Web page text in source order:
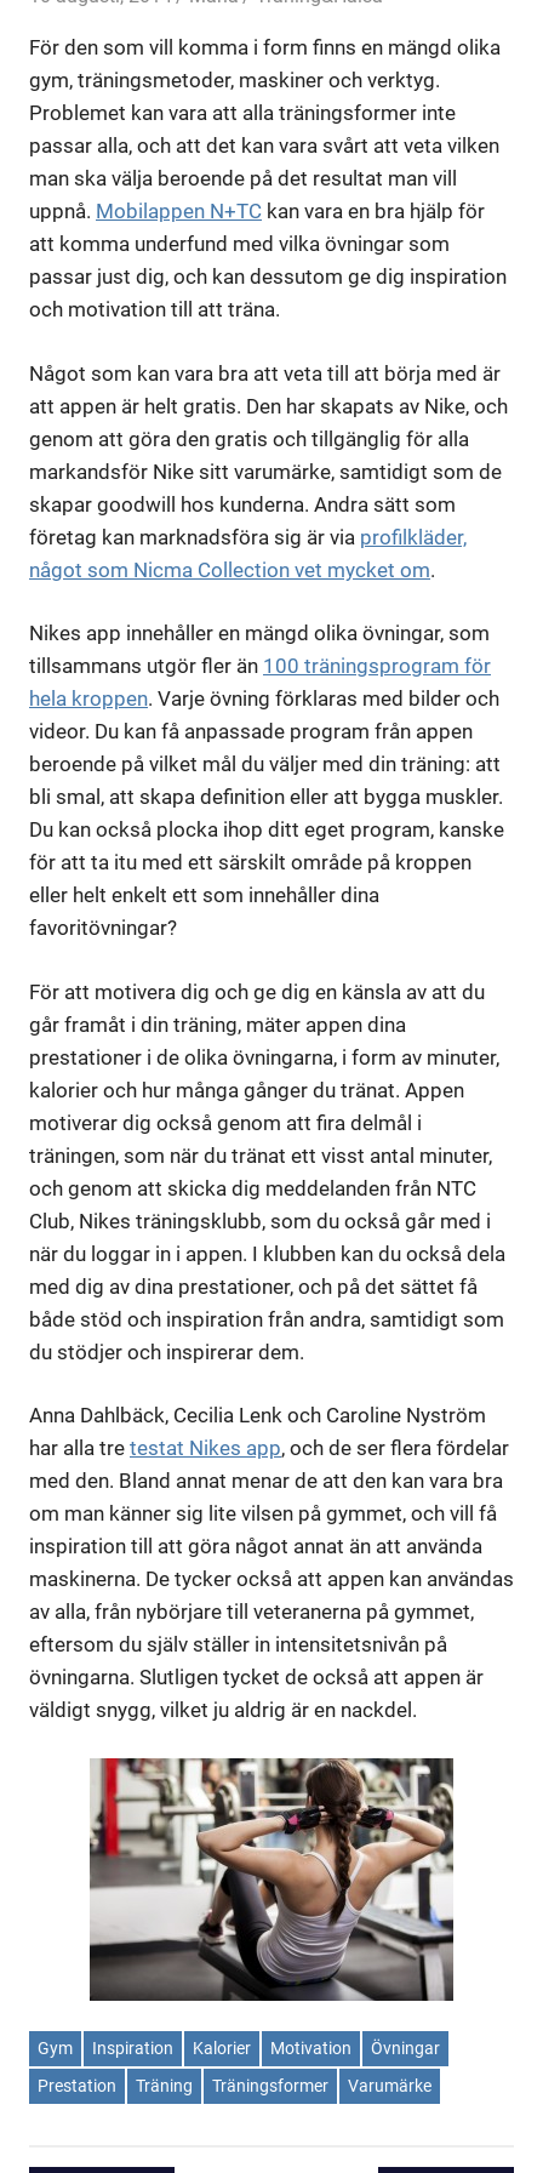
För den som vill komma i form finns en mängd olika
gym, träningsmetoder, maskiner och verktyg.
Problemet kan vara att alla träningsformer inte
passar alla, och att det kan vara svårt att veta vilken
man ska välja beroende på det resultat man vill
uppnå. Mobilappen N+TC kan vara en bra hjälp för
att komma underfund med vilka övningar som
passar just dig, och kan dessutom ge dig inspiration
och motivation till att träna.
Något som kan vara bra att veta till att börja med är
att appen är helt gratis. Den har skapats av Nike, och
genom att göra den gratis och tillgänglig för alla
markandsför Nike sitt varumärke, samtidigt som de
skapar goodwill hos kunderna. Andra sätt som
företag kan marknadsföra sig är via profilkläder,
något som Nicma Collection vet mycket om.
Nikes app innehåller en mängd olika övningar, som
tillsammans utgör fler än 100 träningsprogram för
hela kroppen. Varje övning förklaras med bilder och
videor. Du kan få anpassade program från appen
beroende på vilket mål du väljer med din träning: att
bli smal, att skapa definition eller att bygga muskler.
Du kan också plocka ihop ditt eget program, kanske
för att ta itu med ett särskilt område på kroppen
eller helt enkelt ett som innehåller dina
favoritövningar?
För att motivera dig och ge dig en känsla av att du
går framåt i din träning, mäter appen dina
prestationer i de olika övningarna, i form av minuter,
kalorier och hur många gånger du tränat. Appen
motiverar dig också genom att fira delmål i
träningen, som när du tränat ett visst antal minuter,
och genom att skicka dig meddelanden från NTC
Club, Nikes träningsklubb, som du också går med i
när du loggar in i appen. I klubben kan du också dela
med dig av dina prestationer, och på det sättet få
både stöd och inspiration från andra, samtidigt som
du stödjer och inspirerar dem.
Anna Dahlbäck, Cecilia Lenk och Caroline Nyström
har alla tre testat Nikes app, och de ser flera fördelar
med den. Bland annat menar de att den kan vara bra
om man känner sig lite vilsen på gymmet, och vill få
inspiration till att göra något annat än att använda
maskinerna. De tycker också att appen kan användas
av alla, från nybörjare till veteranerna på gymmet,
eftersom du själv ställer in intensitetsnivån på
övningarna. Slutligen tycket de också att appen är
väldigt snygg, vilket ju aldrig är en nackdel.
Gym Inspiration Kalorier Motivation
Övningar
Prestation
Träning Träningsformer Varumärke